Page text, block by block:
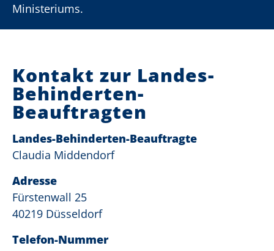
Ministeriums.
Kontakt zur Landes-
Behinderten-
Beauftragten
Landes-Behinderten-Beauftragte
Claudia Middendorf
Adresse
Fürstenwall 25
40219 Düsseldorf
Telefon-Nummer